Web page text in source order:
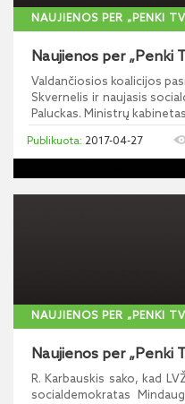
NAUJIENOS PER „PENKI
Naujienos per „Penki
Valdančiosios koalicijos
Skvernelis ir naujasis
Paluckas. Ministrų
2017-04-27
NAUJIENOS PER „PENKI
Naujienos per „Penki
R. Karbauskis sako, kad
socialdemokratas